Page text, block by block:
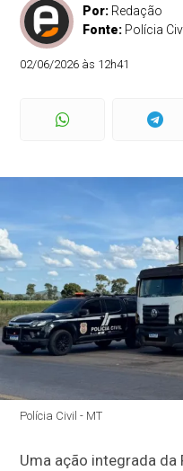
Por: Redação
Fonte: Polícia
02/06/2026 às 12h41
Polícia Civil - MT
Uma ação integrada da